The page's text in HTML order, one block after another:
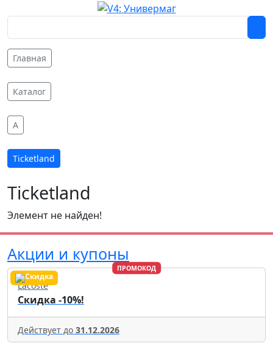
Главная
Каталог
A
Ticketland
Ticketland
Элемент не найден!
Акции и купоны
ПРОМОКОД
Lacoste
Скидка -10%!
Действует до 31.12.2026